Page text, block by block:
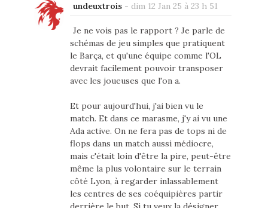
undeuxtrois- dim 12 Jan 25 à 23 h 51
Je ne vois pas le rapport ? Je parle de
schémas de jeu simples que pratiquent
le Barça, et qu'une équipe comme l'OL
devrait facilement pouvoir transposer
avec les joueuses que l'on a.
Et pour aujourd'hui, j'ai bien vu le
match. Et dans ce marasme, j'y ai vu une
Ada active. On ne fera pas de tops ni de
flops dans un match aussi médiocre,
mais c'était loin d'être la pire, peut-être
même la plus volontaire sur le terrain
côté Lyon, à regarder inlassablement
les centres de ses coéquipières partir